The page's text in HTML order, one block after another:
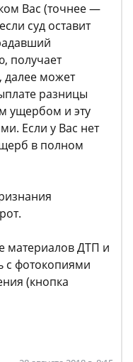
Вас (точнее —
суд оставит
получает
далее может
разницы
ущербом и эту
Если у Вас нет
в полном
материалов ДТП и
фотокопиями
(кнопка